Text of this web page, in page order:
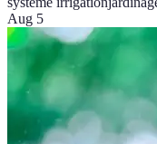
Aug 5